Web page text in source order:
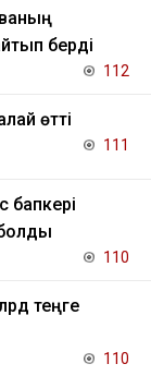
берді
112
өтті
111
бапкері
110
теңге
110